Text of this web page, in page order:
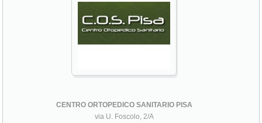
CENTRO ORTOPEDICO SANITARIO PISA
via U. Foscolo, 2/A